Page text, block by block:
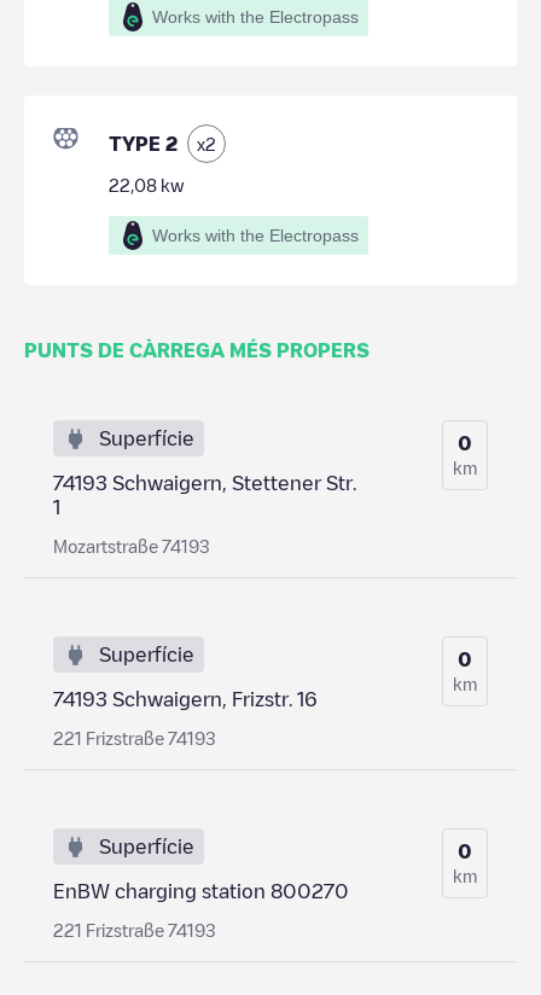
Works with the Electropass
TYPE 2 x2
22,08 kw
Works with the Electropass
PUNTS DE CÀRREGA MÉS PROPERS
Superfície
74193 Schwaigern, Stettener Str.
1
Mozartstraße 74193
0
km
Superfície
74193 Schwaigern, Frizstr. 16
221 Frizstraße 74193
0
km
Superfície
EnBW charging station 800270
221 Frizstraße 74193
0
km